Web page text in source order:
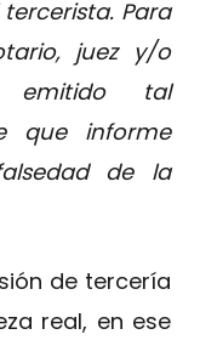
Para
juez y/o
emitido tal
que informe
de la
de tercería
real, en ese